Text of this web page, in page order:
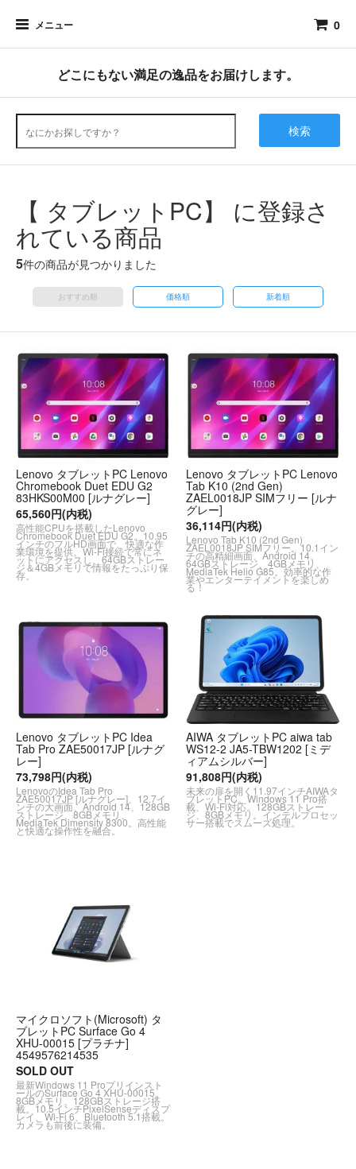
メニュー 0
どこにもない満足の逸品をお届けします。
検索
【 タブレットPC】 に登録さ
れている商品
5件の商品が見つかりました
おすすめ順 価格順 新着順
Lenovo タブレットPC Lenovo
Chromebook Duet EDU G2
83HKS00M00 [ルナグレー]
65,560円(内税)
高性能CPUを搭載したLenovo
Chromebook Duet EDU G2。10.95
インチのフルHD画面で、快適な作
業環境を提供。Wi-Fi接続で常にネ
ットにアクセスし、64GBストレー
ジ＆4GBメモリで情報をたっぷり保
存。
Lenovo タブレットPC Lenovo
Tab K10 (2nd Gen)
ZAEL0018JP SIMフリー [ルナ
グレー]
36,114円(内税)
Lenovo Tab K10 (2nd Gen)
ZAEL0018JP SIMフリー。10.1イン
チの高精細画面、Android 14、
64GBストレージ、4GBメモリ、
MediaTek Helio G85。効率的な作
業やエンターテイメントを楽しめ
る！
Lenovo タブレットPC Idea
Tab Pro ZAE50017JP [ルナグ
レー]
73,798円(内税)
LenovoのIdea Tab Pro
ZAE50017JP [ルナグレー]、12.7イ
ンチの大画面、Android 14、128GB
ストレージ、8GBメモリ、
MediaTek Dimensity 8300。高性能
と快適な操作性を融合。
AIWA タブレットPC aiwa tab
WS12-2 JA5-TBW1202 [ミデ
ィアムシルバー]
91,808円(内税)
未来の扉を開く11.97インチAIWAタ
ブレットPC。Windows 11 Pro搭
載、Wi-Fi対応。128GBストレー
ジ、8GBメモリ。インテルプロセッ
サー搭載でスムーズ処理。
マイクロソフト(Microsoft) タ
ブレットPC Surface Go 4
XHU-00015 [プラチナ]
4549576214535
SOLD OUT
最新Windows 11 Proプリインスト
ールのSurface Go 4 XHU-00015。
8GBメモリ、128GBストレージ搭
載。10.5インチPixelSenseディスプ
レイ、Wi-Fi 6、Bluetooth 5.1搭載。
カメラも前後に装備。